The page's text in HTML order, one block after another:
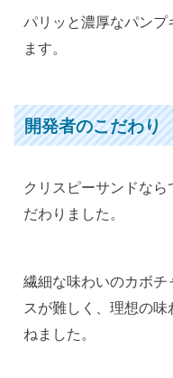
パリッと濃厚なパン
ます。
開発者のこだわり
クリスピーサンドなら
だわりました。
繊細な味わいのカボ
スが難しく、理想の
ねました。